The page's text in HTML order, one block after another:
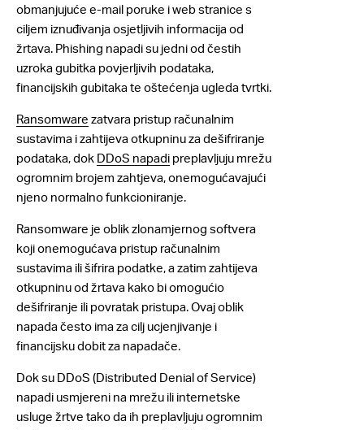
obmanjujuće e-mail poruke i web stranice s
ciljem iznuđivanja osjetljivih informacija od
žrtava. Phishing napadi su jedni od čestih
uzroka gubitka povjerljivih podataka,
financijskih gubitaka te oštećenja ugleda tvrtki.
Ransomware zatvara pristup računalnim
sustavima i zahtijeva otkupninu za dešifriranje
podataka, dok DDoS napadi preplavljuju mrežu
ogromnim brojem zahtjeva, onemogućavajući
njeno normalno funkcioniranje.
Ransomware je oblik zlonamjernog softvera
koji onemogućava pristup računalnim
sustavima ili šifrira podatke, a zatim zahtijeva
otkupninu od žrtava kako bi omogućio
dešifriranje ili povratak pristupa. Ovaj oblik
napada često ima za cilj ucjenjivanje i
financijsku dobit za napadače.
Dok su DDoS (Distributed Denial of Service)
napadi usmjereni na mrežu ili internetske
usluge žrtve tako da ih preplavljuju ogromnim